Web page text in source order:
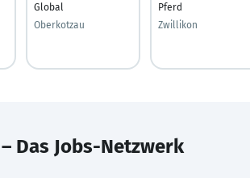
Global
Oberkotzau
Pferd
Zwillikon
– Das Jobs-Netzwerk